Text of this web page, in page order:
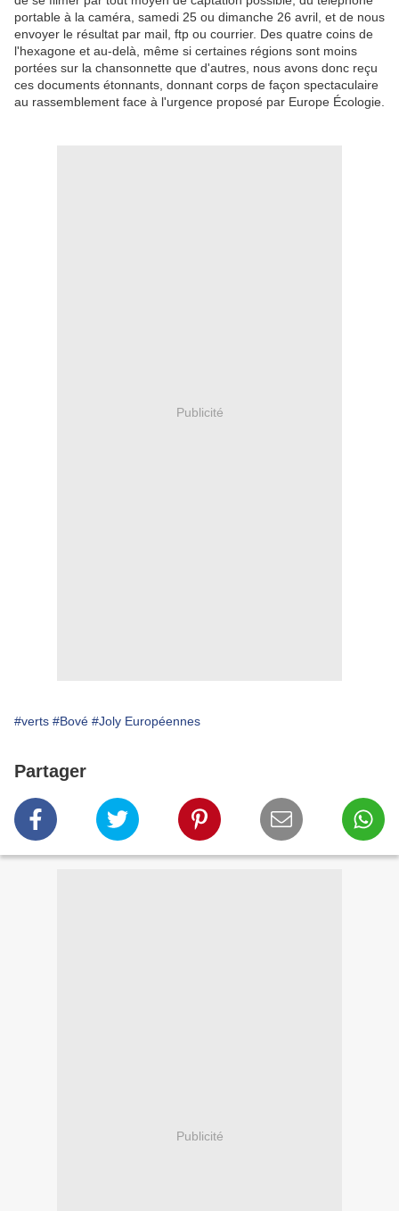
portable à la caméra, samedi 25 ou dimanche 26 avril, et de nous
envoyer le résultat par mail, ftp ou courrier. Des quatre coins de
l'hexagone et au-delà, même si certaines régions sont moins
portées sur la chansonnette que d'autres, nous avons donc reçu
ces documents étonnants, donnant corps de façon spectaculaire
au rassemblement face à l'urgence proposé par Europe Écologie.
Publicité
#verts #Bové #Joly Européennes
Partager
Publicité